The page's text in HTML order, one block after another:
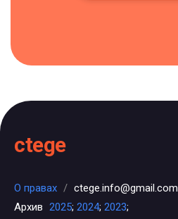
ctege
О правах / ctege.info@gmail.com
Архив 2025; 2024; 2023;